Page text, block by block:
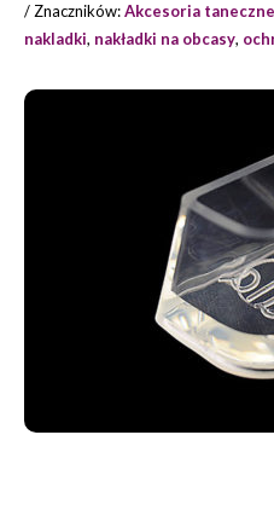
Znaczników:Akcesoria taneczne
nakladki, nakładki na obcasy,